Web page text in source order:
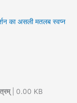
का असली मतलब स्वप्न
| 0.00 KB